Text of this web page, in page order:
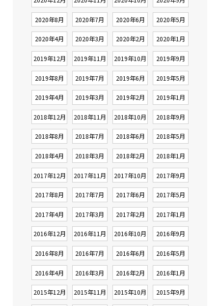
2020年8月 2020年7月 2020年6月 2020年5月
2020年4月 2020年3月 2020年2月 2020年1月
2019年12月 2019年11月 2019年10月 2019年9月
2019年8月 2019年7月 2019年6月 2019年5月
2019年4月 2019年3月 2019年2月 2019年1月
2018年12月 2018年11月 2018年10月 2018年9月
2018年8月 2018年7月 2018年6月 2018年5月
2018年4月 2018年3月 2018年2月 2018年1月
2017年12月 2017年11月 2017年10月 2017年9月
2017年8月 2017年7月 2017年6月 2017年5月
2017年4月 2017年3月 2017年2月 2017年1月
2016年12月 2016年11月 2016年10月 2016年9月
2016年8月 2016年7月 2016年6月 2016年5月
2016年4月 2016年3月 2016年2月 2016年1月
2015年12月 2015年11月 2015年10月 2015年9月